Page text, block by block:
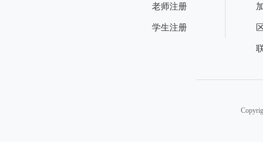
老师注册
学生注册